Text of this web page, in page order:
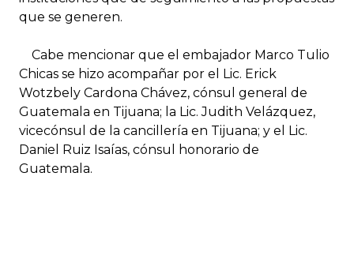
que se generen.
Cabe mencionar que el embajador Marco Tulio
Chicas se hizo acompañar por el Lic. Erick
Wotzbely Cardona Chávez, cónsul general de
Guatemala en Tijuana; la Lic. Judith Velázquez,
vicecónsul de la cancillería en Tijuana; y el Lic.
Daniel Ruiz Isaías, cónsul honorario de
Guatemala.